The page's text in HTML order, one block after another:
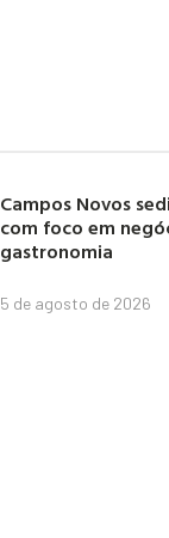
Campos Novos
com foco em
gastronomia
5 de agosto de 2026